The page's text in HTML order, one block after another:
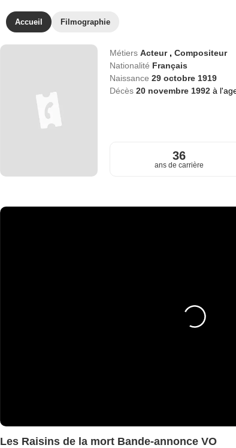
Accueil Filmographie
Métiers Acteur , Compositeur
Nationalité Français
Naissance 29 octobre 1919
Décès 20 novembre 1992 à
36
ans de carrière
Les Raisins de la mort Bande-annonce VO